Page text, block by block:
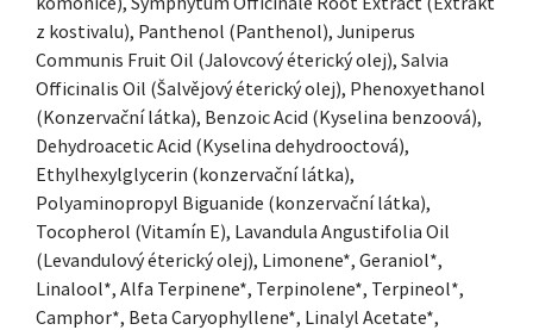
z kostivalu), Panthenol (Panthenol), Juniperus
Communis Fruit Oil (Jalovcový éterický olej), Salvia
Officinalis Oil (Šalvějový éterický olej), Phenoxyethanol
(Konzervační látka), Benzoic Acid (Kyselina benzoová),
Dehydroacetic Acid (Kyselina dehydrooctová),
Ethylhexylglycerin (konzervační látka),
Polyaminopropyl Biguanide (konzervační látka),
Tocopherol (Vitamín E), Lavandula Angustifolia Oil
(Levandulový éterický olej), Limonene*, Geraniol*,
Linalool*, Alfa Terpinene*, Terpinolene*, Terpineol*,
Camphor*, Beta Caryophyllene*, Linalyl Acetate*,